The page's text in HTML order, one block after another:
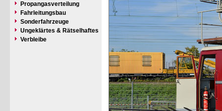
Propangasverteilung
Fahrleitungsbau
Sonderfahrzeuge
Ungeklärtes & Rätselhaftes
Verbleibe